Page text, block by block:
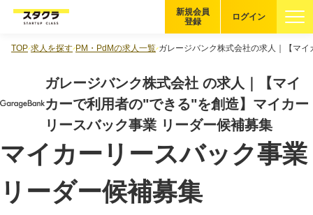
企業を探す
適性診断
スタクラが選ばれる理由
スタートアップ厳選の仕組み
ログイン
新規会員
登録
TOP 求人を探す PM・PdMの求人一覧 ガレージバンク株式会社の求人｜【マ
ガレージバンク株式会社 の求人｜【マイ
カーで利用者の"できる"を創造】マイカー
リースバック事業 リーダー候補募集
マイカーリースバック事業
リーダー候補募集